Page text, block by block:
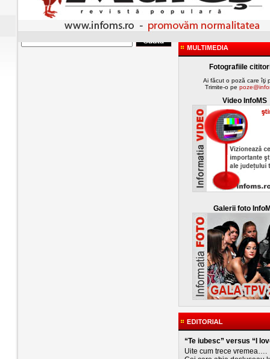
Fotografiile
Ai făcut o poză care îţi
Trimite-o pe
Video InfoMS
Galerii foto
“Te iubesc” versus “I
Uite cum trece vremea….